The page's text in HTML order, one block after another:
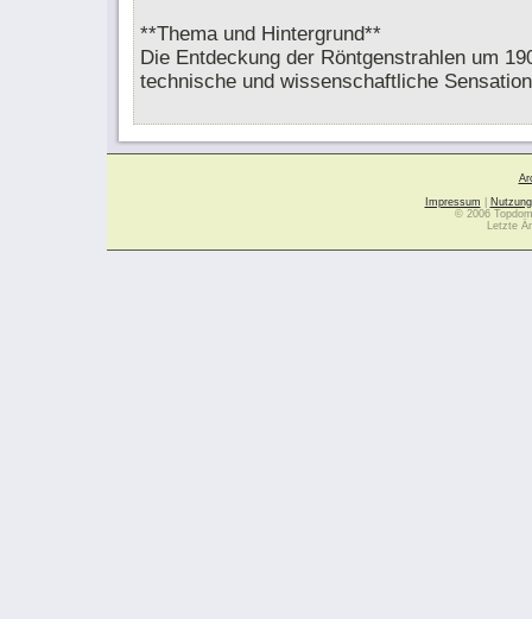
**Thema und Hintergrund**
Die Entdeckung der Röntgenstrahlen um
technische und wissenschaftliche
Impressum
© 2006
Letzte